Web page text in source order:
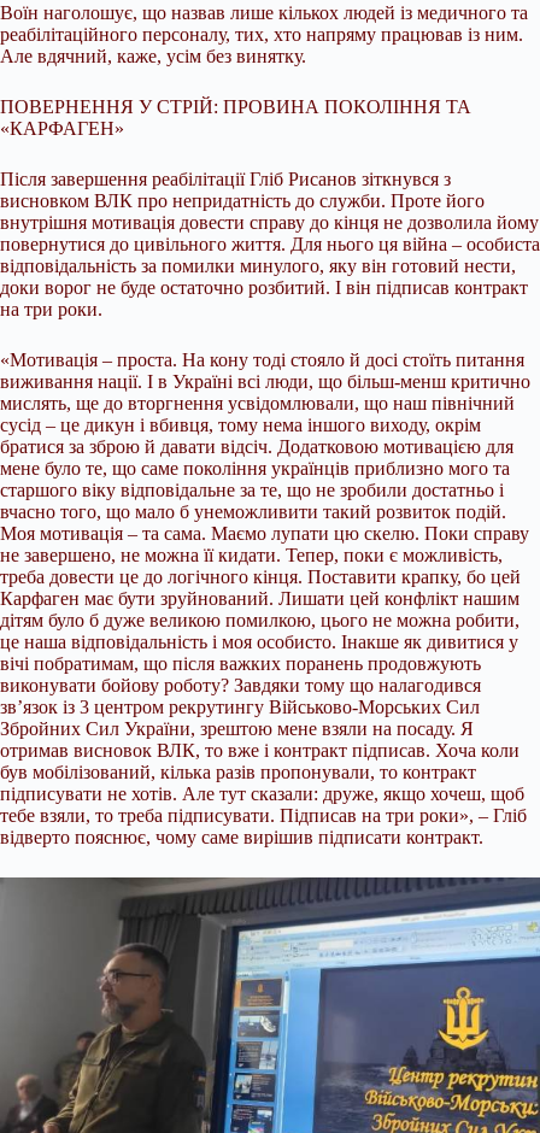
Воїн наголошує, що назвав лише кількох людей із медичного та
реабілітаційного персоналу, тих, хто напряму працював із ним.
Але вдячний, каже, усім без винятку.
ПОВЕРНЕННЯ У СТРІЙ: ПРОВИНА ПОКОЛІННЯ ТА
«КАРФАГЕН»
Після завершення реабілітації Гліб Рисанов зіткнувся з
висновком ВЛК про непридатність до служби. Проте його
внутрішня мотивація довести справу до кінця не дозволила йому
повернутися до цивільного життя. Для нього ця війна – особиста
відповідальність за помилки минулого, яку він готовий нести,
доки ворог не буде остаточно розбитий. І він підписав контракт
на три роки.
«Мотивація – проста. На кону тоді стояло й досі стоїть питання
виживання нації. І в Україні всі люди, що більш-менш критично
мислять, ще до вторгнення усвідомлювали, що наш північний
сусід – це дикун і вбивця, тому нема іншого виходу, окрім
братися за зброю й давати відсіч. Додатковою мотивацією для
мене було те, що саме покоління українців приблизно мого та
старшого віку відповідальне за те, що не зробили достатньо і
вчасно того, що мало б унеможливити такий розвиток подій.
Моя мотивація – та сама. Маємо лупати цю скелю. Поки справу
не завершено, не можна її кидати. Тепер, поки є можливість,
треба довести це до логічного кінця. Поставити крапку, бо цей
Карфаген має бути зруйнований. Лишати цей конфлікт нашим
дітям було б дуже великою помилкою, цього не можна робити,
це наша відповідальність і моя особисто. Інакше як дивитися у
вічі побратимам, що після важких поранень продовжують
виконувати бойову роботу? Завдяки тому що налагодився
зв’язок із 3 центром рекрутингу Військово-Морських Сил
Збройних Сил України, зрештою мене взяли на посаду. Я
отримав висновок ВЛК, то вже і контракт підписав. Хоча коли
був мобілізований, кілька разів пропонували, то контракт
підписувати не хотів. Але тут сказали: друже, якщо хочеш, щоб
тебе взяли, то треба підписувати. Підписав на три роки», – Гліб
відверто пояснює, чому саме вирішив підписати контракт.